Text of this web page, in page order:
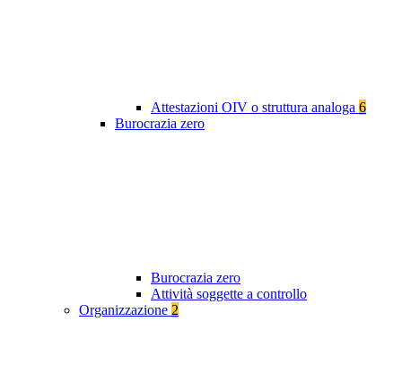
Attestazioni OIV o struttura analoga 6
Burocrazia zero
Burocrazia zero
Attività soggette a controllo
Organizzazione 2